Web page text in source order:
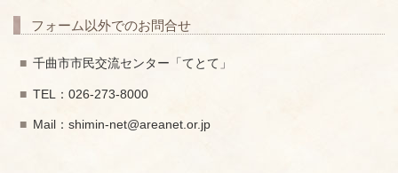
フォーム以外でのお問合せ
千曲市市民交流センター「てとて」
TEL：026-273-8000
Mail：shimin-net@areanet.or.jp